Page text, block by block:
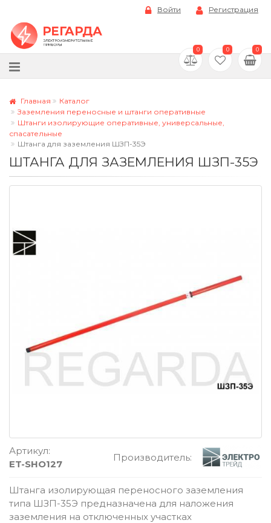
Войти Регистрация
0 0 0
Главная
Каталог
Заземления переносные и штанги оперативные
Штанги изолирующие оперативные, универсальные,
спасательные
Штанга для заземления ШЗП-35Э
ШТАНГА ДЛЯ ЗАЗЕМЛЕНИЯ ШЗП-35Э
Артикул:
ET-SHO127
Производитель:
Штанга изолирующая переносного заземления
типа ШЗП-35Э предназначена для наложения
заземления на отключенных участках